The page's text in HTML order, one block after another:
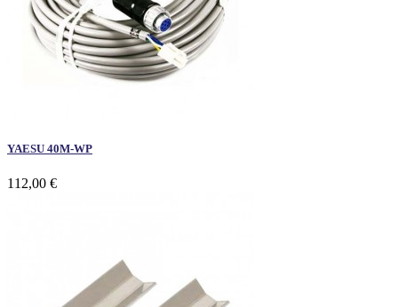
YAESU 40M-WP
112,00 €